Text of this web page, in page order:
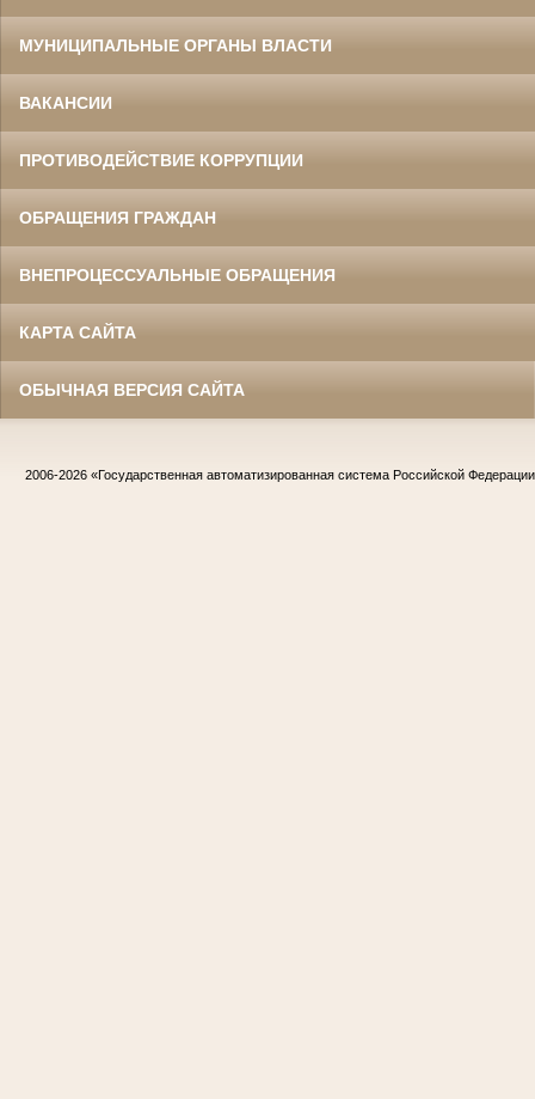
МУНИЦИПАЛЬНЫЕ ОРГАНЫ ВЛАСТИ
ВАКАНСИИ
ПРОТИВОДЕЙСТВИЕ КОРРУПЦИИ
ОБРАЩЕНИЯ ГРАЖДАН
ВНЕПРОЦЕССУАЛЬНЫЕ ОБРАЩЕНИЯ
КАРТА САЙТА
ОБЫЧНАЯ ВЕРСИЯ САЙТА
2006-2026 «Государственная автоматизированная система Российской